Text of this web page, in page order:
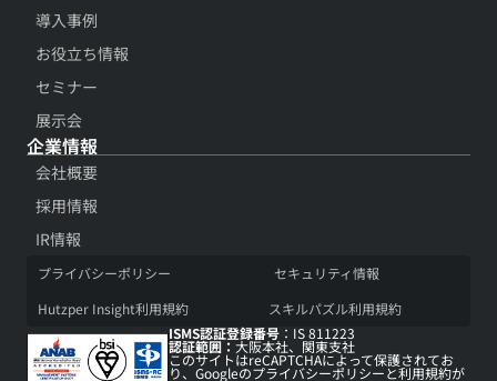
導入事例​
お役立ち情報​
セミナー
展示会​
企業情報
会社概要​
採用情報​
IR情報​
プライバシーポリシー​
セキュリティ情報​
Hutzper Insight利用規約​
スキルパズル利用規約​
ISMS認証登録番号 ：IS 811223
認証範囲：大阪本社、関東支社
このサイトはreCAPTCHAによって保護されてお
り、Googleのプライバシーポリシーと利用規約が